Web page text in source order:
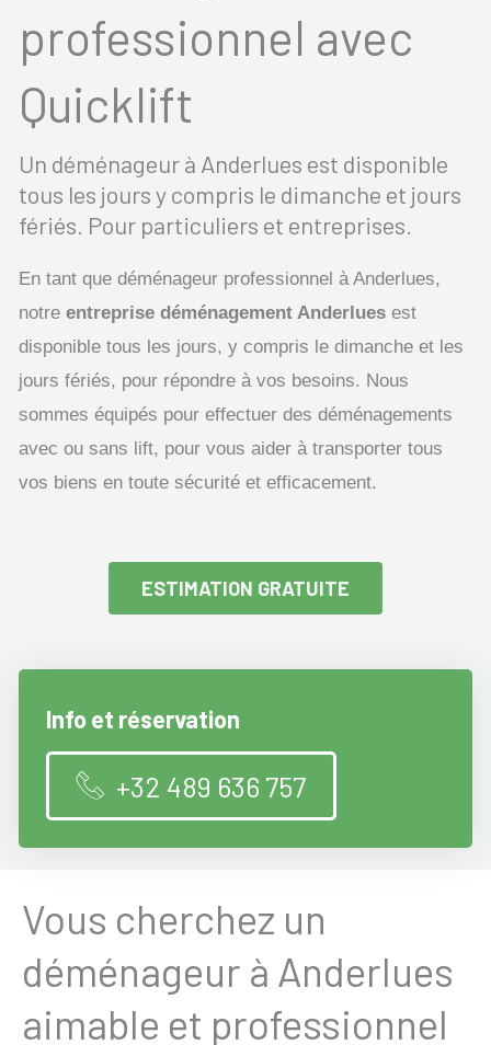
professionnel avec
Quicklift
Un déménageur à Anderlues est disponible
tous les jours y compris le dimanche et jours
fériés. Pour particuliers et entreprises.
En tant que déménageur professionnel à Anderlues,
notre entreprise déménagement Anderlues est
disponible tous les jours, y compris le dimanche et les
jours fériés, pour répondre à vos besoins. Nous
sommes équipés pour effectuer des déménagements
avec ou sans lift, pour vous aider à transporter tous
vos biens en toute sécurité et efficacement.
ESTIMATION GRATUITE
Info et réservation
+32 489 636 757
Vous cherchez un
déménageur à Anderlues
aimable et professionnel